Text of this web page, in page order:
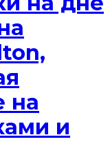
на
и